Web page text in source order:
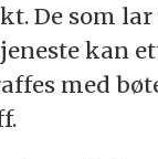
De som
kan
med